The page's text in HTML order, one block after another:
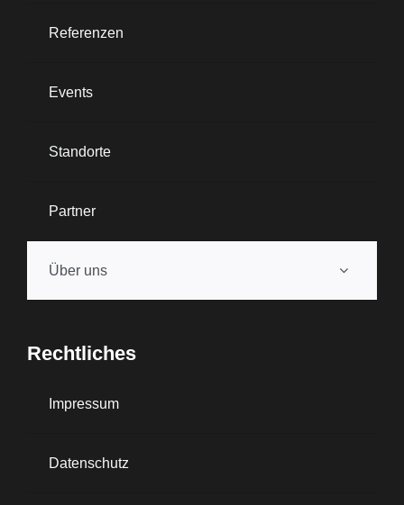
Referenzen
Events
Standorte
Partner
Über uns
Rechtliches
Impressum
Datenschutz